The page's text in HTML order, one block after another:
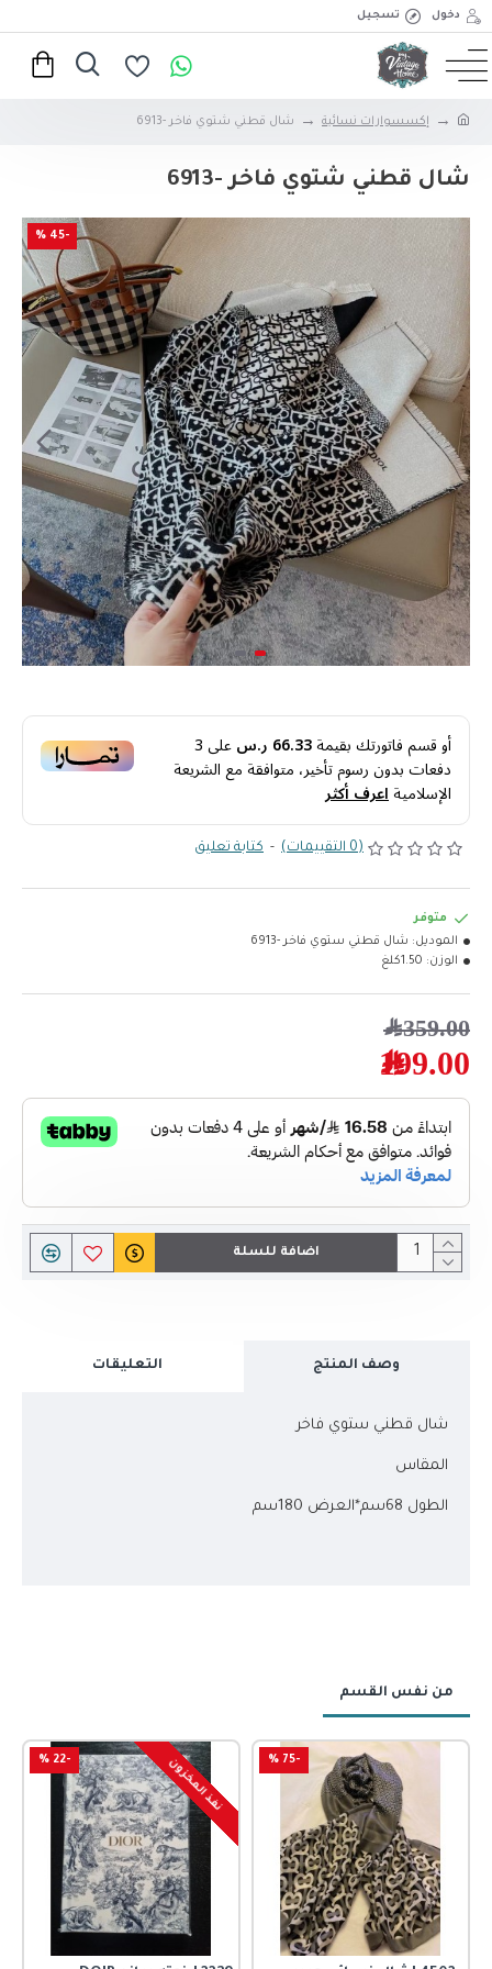
دخول تسجيل
إكسسوارات نسائية شال قطني شتوي فاخر -6913
شال قطني شتوي فاخر -6913
-45 %
أو قسم فاتورتك بقيمة66.33 ر.س على3
دفعات بدون رسوم تأخير، متوافقة مع الشريعة
الإسلاميةاعرف أكثر
(0 التقييمات) - كتابة تعليق
199.00﷼
359.00﷼
متوفر
الموديل: شال قطني ستوي فاخر -6913
الوزن: 1.50كلغ
اضافة للسلة
وصف المنتج التعليقات
شال قطني ستوي فاخر
المقاس
الطول 68سم*العرض 180سم
من نفس القسم
-75 %
-22 % نفذ المخزون